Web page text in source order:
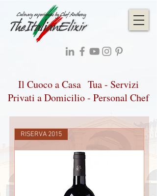
Il Cuoco a Casa Tua - Servizi
Privati a Domicilio - Personal Chef
RISERVA 2015